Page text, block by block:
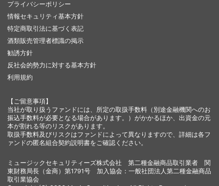
プライバシーポリシー
情報セキュリティ基本方針
特定商取引法に基づく表記
酒類販売管理者標識の掲示
勧誘方針
反社会的勢力に対する基本方針
利用規約
【ご留意事項】
当社が取り扱うファンドには、所定の取扱手数料（別途金融機関へのお
振込手数料が必要となる場合があります。）がかかるほか、出資金の元
本が割れる等のリスクがあります。
取扱手数料及びリスクはファンドによって異なりますので、詳細は各フ
ァンドの匿名組合契約説明書をご確認ください。
ミュージックセキュリティーズ株式会社 第二種金融商品取引業者 関
東財務局長（金商）第1791号 加入協会：一般社団法人第二種金融商品
取引業協会